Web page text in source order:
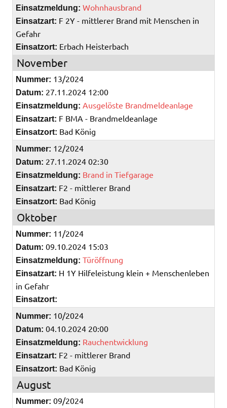
Einsatzmeldung: Wohnhausbrand
Einsatzart: F 2Y - mittlerer Brand mit Menschen in
Gefahr
Einsatzort: Erbach Heisterbach
November
Nummer: 13/2024
Datum: 27.11.2024 12:00
Einsatzmeldung: Ausgelöste Brandmeldeanlage
Einsatzart: F BMA - Brandmeldeanlage
Einsatzort: Bad König
Nummer: 12/2024
Datum: 27.11.2024 02:30
Einsatzmeldung: Brand in Tiefgarage
Einsatzart: F2 - mittlerer Brand
Einsatzort: Bad König
Oktober
Nummer: 11/2024
Datum: 09.10.2024 15:03
Einsatzmeldung: Türöffnung
Einsatzart: H 1Y Hilfeleistung klein + Menschenleben
in Gefahr
Einsatzort:
Nummer: 10/2024
Datum: 04.10.2024 20:00
Einsatzmeldung: Rauchentwicklung
Einsatzart: F2 - mittlerer Brand
Einsatzort: Bad König
August
Nummer: 09/2024